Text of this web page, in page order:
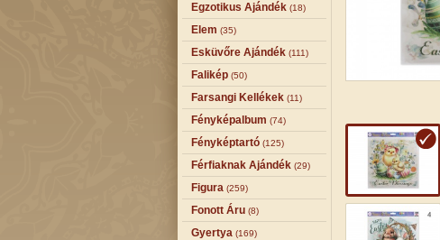
Egzotikus Ajándék (18)
Elem (35)
Esküvőre Ajándék (111)
Falikép (50)
Farsangi Kellékek (11)
Fényképalbum (74)
Fényképtartó (125)
Férfiaknak Ajándék (29)
Figura (259)
Fonott Áru (8)
Gyertya (169)